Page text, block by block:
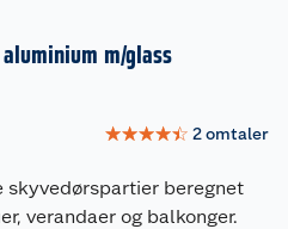
m/glass
☆☆☆☆☆ 2omtaler
skyvedørspartier beregnet
verandaer og balkonger.